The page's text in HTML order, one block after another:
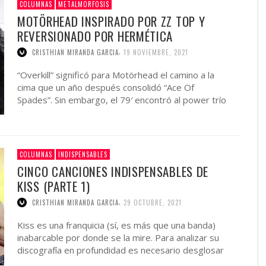
COLUMNAS METALMORFOSIS
MOTÖRHEAD INSPIRADO POR ZZ TOP Y
REVERSIONADO POR HERMÉTICA
CRISTHIAN MIRANDA GARCIA 19 NOVIEMBRE, 2021
“Overkill” significó para Motörhead el camino a la
cima que un año después consolidó “Ace Of
Spades”. Sin embargo, el 79′ encontró al power trío
COLUMNAS INDISPENSABLES
CINCO CANCIONES INDISPENSABLES DE
KISS (PARTE 1)
CRISTHIAN MIRANDA GARCIA 29 OCTUBRE, 2021
Kiss es una franquicia (sí, es más que una banda)
inabarcable por donde se la mire. Para analizar su
discografía en profundidad es necesario desglosar